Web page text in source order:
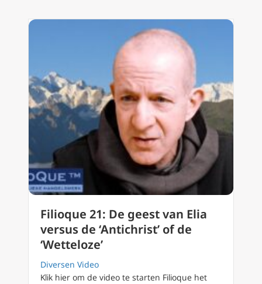
Filioque 21: De geest van Elia
versus de ‘Antichrist’ of de
‘Wetteloze’
Diversen Video
Klik hier om de video te starten Filioque het